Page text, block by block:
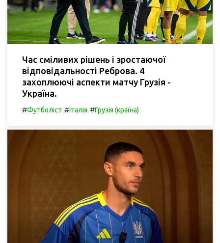
Час сміливих рішень і зростаючої
відповідальності Реброва. 4
захоплюючі аспекти матчу Грузія -
Україна.
#Футболіст #Італія #Грузія (країна)